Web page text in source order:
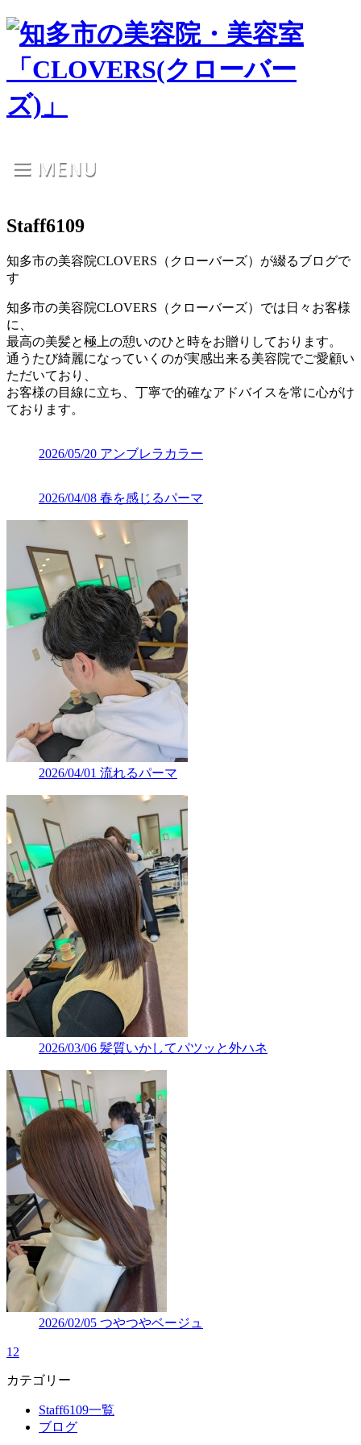
Staff6109
知多市の美容院CLOVERS（クローバーズ）が綴るブログで
す
知多市の美容院CLOVERS（クローバーズ）では日々お客様
に、
最高の美髪と極上の憩いのひと時をお贈りしております。
通うたび綺麗になっていくのが実感出来る美容院でご愛顧い
ただいており、
お客様の目線に立ち、丁寧で的確なアドバイスを常に心がけ
ております。
2026/05/20 アンブレラカラー
2026/04/08 春を感じるパーマ
2026/04/01 流れるパーマ
2026/03/06 髪質いかしてパツッと外ハネ
2026/02/05 つやつやベージュ
1 2
カテゴリー
Staff6109一覧
ブログ